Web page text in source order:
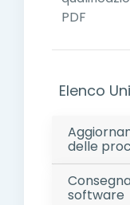
PDF
Elenco
delle
software